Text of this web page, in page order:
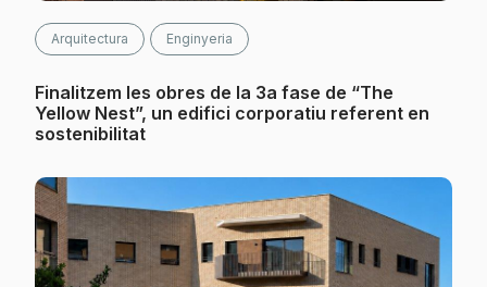
Arquitectura Enginyeria
Finalitzem les obres de la 3a fase de “The
Yellow Nest”, un edifici corporatiu referent en
sostenibilitat